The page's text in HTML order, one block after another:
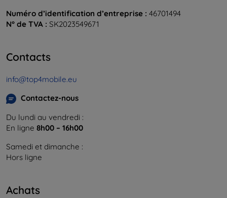
Numéro d’identification d’entreprise : 46701494
N° de TVA : SK2023549671
Contacts
info@top4mobile.eu
Contactez-nous
Du lundi au vendredi :
En ligne 8h00 – 16h00
Samedi et dimanche :
Hors ligne
Achats